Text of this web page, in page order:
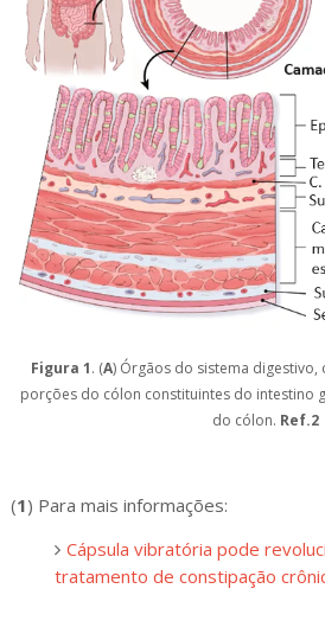
Figura 1. (A) Órgãos do sistema
porções do cólon constituintes do intestino
do cólon. Ref.2
(1) Para mais informações:
Cápsula vibratória pode
tratamento de constipação